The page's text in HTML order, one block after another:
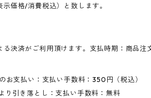
価格/消費税込）と致します。
決済がご利用頂けます。支払時期：商品注
お支払い：支払い手数料：350円（税込）
り引き落とし：支払い手数料：無料